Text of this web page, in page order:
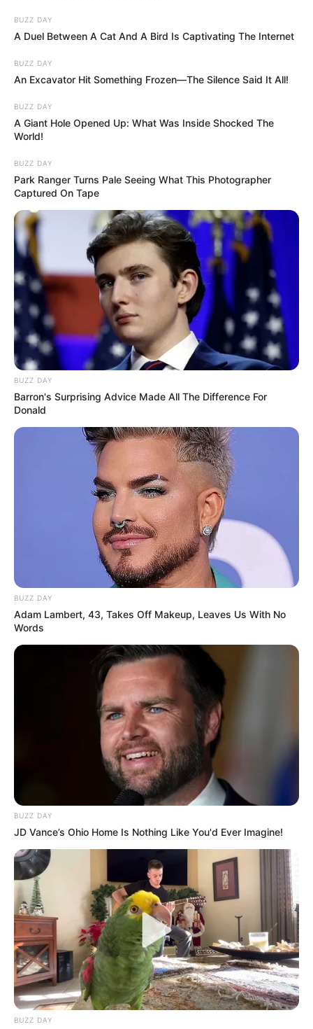
BUZZ DAY
A Duel Between A Cat And A Bird Is Captivating The Internet
BUZZ DAY
An Excavator Hit Something Frozen—The Silence Said It All!
BUZZ DAY
A Giant Hole Opened Up: What Was Inside Shocked The
World!
BUZZ DAY
Park Ranger Turns Pale Seeing What This Photographer
Captured On Tape
BUZZ DAY
Barron's Surprising Advice Made All The Difference For
Donald
BUZZ DAY
Adam Lambert, 43, Takes Off Makeup, Leaves Us With No
Words
BUZZ DAY
JD Vance’s Ohio Home Is Nothing Like You'd Ever Imagine!
BUZZ DAY